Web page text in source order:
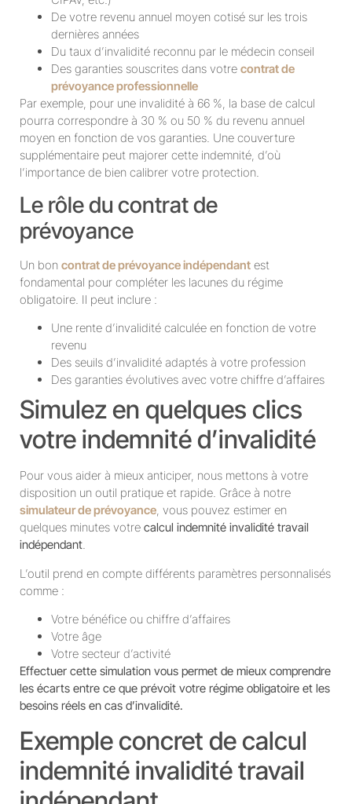
De votre revenu annuel moyen cotisé sur les trois
dernières années
Du taux d’invalidité reconnu par le médecin conseil
Des garanties souscrites dans votre contrat de
prévoyance professionnelle
Par exemple, pour une invalidité à 66 %, la base de calcul
pourra correspondre à 30 % ou 50 % du revenu annuel
moyen en fonction de vos garanties. Une couverture
supplémentaire peut majorer cette indemnité, d’où
l’importance de bien calibrer votre protection.
Le rôle du contrat de
prévoyance
Un bon contrat de prévoyance indépendant est
fondamental pour compléter les lacunes du régime
obligatoire. Il peut inclure :
Une rente d’invalidité calculée en fonction de votre
revenu
Des seuils d’invalidité adaptés à votre profession
Des garanties évolutives avec votre chiffre d’affaires
Simulez en quelques clics
votre indemnité d’invalidité
Pour vous aider à mieux anticiper, nous mettons à votre
disposition un outil pratique et rapide. Grâce à notre
simulateur de prévoyance, vous pouvez estimer en
quelques minutes votre calcul indemnité invalidité travail
indépendant.
L’outil prend en compte différents paramètres personnalisés
comme :
Votre bénéfice ou chiffre d’affaires
Votre âge
Votre secteur d’activité
Effectuer cette simulation vous permet de mieux comprendre
les écarts entre ce que prévoit votre régime obligatoire et les
besoins réels en cas d’invalidité.
Exemple concret de calcul
indemnité invalidité travail